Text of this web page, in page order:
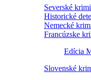
Severské krimi
Historické
Nemecké
Francúzske
Edícia
Slovenské